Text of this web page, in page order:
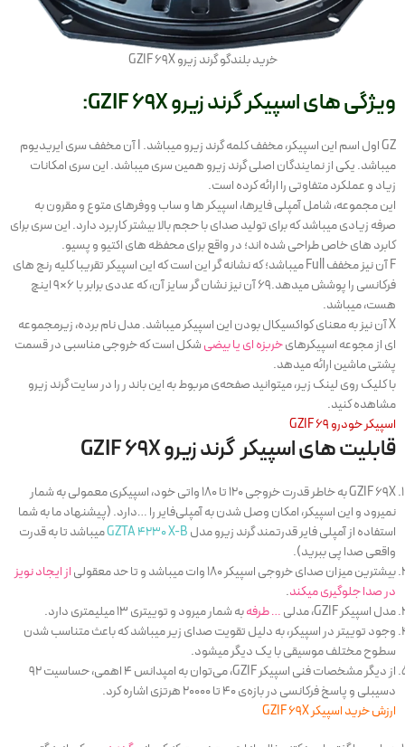
خرید بلندگو گرند زیرو GZIF 69X
ویژگی های اسپیکر گرند زیرو GZIF 69X:
GZ اول اسم این اسپیکر، مخفف کلمه گرند زیرو میباشد. I آن مخفف سری ایریدیوم
میباشد. یکی از نمایندگان اصلی گرند زیرو همین سری میباشد. این سری امکانات
زیاد و عملکرد متفاوتی را ارائه کرده است.
این مجموعه، شامل آمپلی فایرها، اسپیکر ها و ساب ووفرهای متوع و مقرون به
صرفه زیادی میباشد که برای تولید صدای با حجم بالا بیشتر کاربرد دارد. این سری برای
کابرد های خاص طراحی شده اند؛ در واقع برای محفظه های اکتیو و پسیو.
F آن نیز مخفف Full میباشد؛ که نشانه گر این است که این اسپیکر تقریبا کلیه رنج های
فرکانسی را پوشش میدهد.۶۹ آن نیز نشان گر سایز آن، که عددی برابر با ۶×۹ اینچ
هست، میباشد.
X آن نیز به معنای کواکسیکال بودن این اسپیکر میباشد. مدل نام برده، زیرمجموعه
ای از مجوعه اسپیکرهایخربزه ای ‌یا بیضیشکل است که خروجی مناسبی در قسمت
پشتی ماشین ارائه میدهد.
با کلیک روی لینک زیر، میتوانید صفحه‌ی مربوط به این باند ر را در سایت گرند زیرو
مشاهده کنید.
اسپیکر خودرو GZIF 69
قابلیت های اسپیکر گرند زیرو GZIF 69X
GZIF 69X به خاطر قدرت خروجی ۱۲۰ تا ۱۸۰ واتی خود، اسپیکری معمولی به شمار
نمیرود و این اسپیکر، امکان وصل شدن به آمپلی‌فایر را …دارد. (پیشنهاد ما به شما
استفاده از آمپلی فایر قدرتمند گرند زیرو مدلGZTA 4230 X-Bمیباشد تا به قدرت
واقعی صدا پی ببرید).
بیشترین میزان صدای خروجی اسپیکر ۱۸۰ وات میباشد و تا حد معقولی
از ایجاد نویز
در صدا جلوگیری میکند.
مدل اسپیکر GZIF، مدلی
… طرفهبه شمار میرود و توییتری ۱۳ میلیمتری دارد.
وجود توییتر در اسپیکر، به دلیل تقویت صدای زیر میباشد که باعث متناسب شدن
سطوح مختلف موسیقی با یک دیگر میشود.
از دیگر مشخصات فنی اسپیکر GZIF، می‌توان به امپدانس ۴ اهمی، حساسیت ۹۲
دسیبلی و پاسخ فرکانسی در بازه‌ی ۴۰ تا ۲۰۰۰۰ هرتزی اشاره کرد.
ارزش خرید اسپیکر GZIF 69X